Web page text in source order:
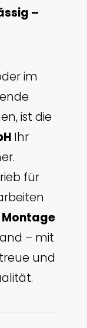
–
im
ist die
Ihr
für
Montage
– mit
und